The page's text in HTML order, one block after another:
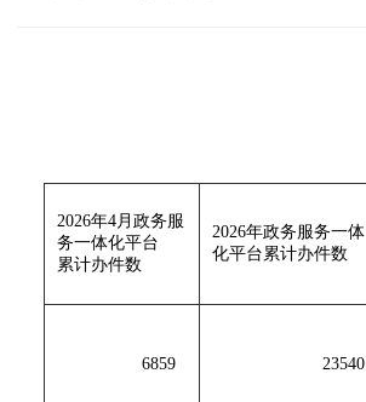
2026年4月政务服
务一体化平台
累计办件数
2026年政务服务一体
化平台累计办件数
6859 23540